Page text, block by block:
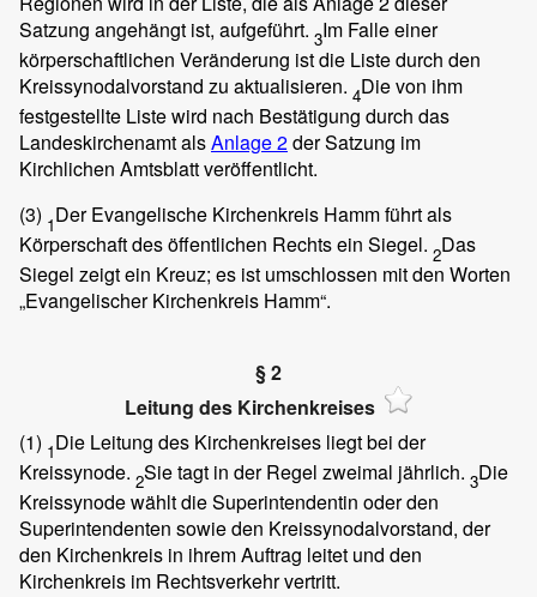
Satzung angehängt ist, aufgeführt. 3Im Falle einer
körperschaftlichen Veränderung ist die Liste durch den
Kreissynodalvorstand zu aktualisieren. 4Die von ihm
festgestellte Liste wird nach Bestätigung durch das
Landeskirchenamt alsAnlage 2der Satzung im
Kirchlichen Amtsblatt veröffentlicht.
(3) 1Der Evangelische Kirchenkreis Hamm führt als
Körperschaft des öffentlichen Rechts ein Siegel. 2Das
Siegel zeigt ein Kreuz; es ist umschlossen mit den Worten
„Evangelischer Kirchenkreis Hamm“.
§ 2
Leitung des Kirchenkreises
(1) 1Die Leitung des Kirchenkreises liegt bei der
Kreissynode. 2Sie tagt in der Regel zweimal jährlich. 3Die
Kreissynode wählt die Superintendentin oder den
Superintendenten sowie den Kreissynodalvorstand, der
den Kirchenkreis in ihrem Auftrag leitet und den
Kirchenkreis im Rechtsverkehr vertritt.